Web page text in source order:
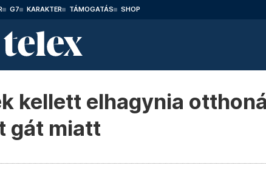
G7 KARAKTER TÁMOGATÁS SHOP
kellett elhagynia
gát miatt